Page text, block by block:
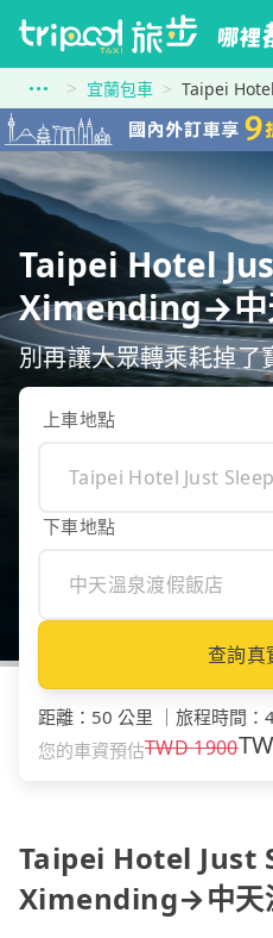
宜蘭包車 Taipei Hotel
Taipei Hotel
Ximending→中
別再讓大眾轉乘耗掉了
上車地點
下車地點
查詢真
距離 ： 50 公里 旅程時間 ：
您的車資預估TWD1900
Taipei Hotel Just
Ximending→中天